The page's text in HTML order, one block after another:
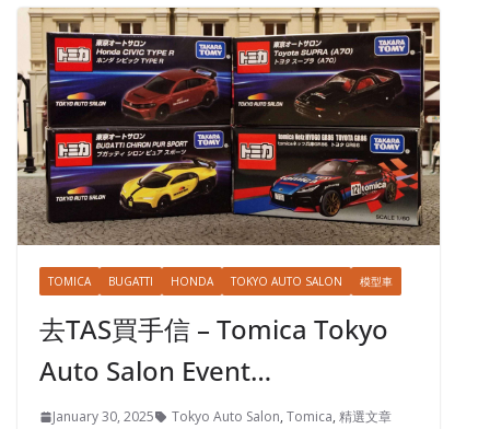
TOMICA BUGATTI HONDA TOKYO AUTO SALON 模型車
去TAS買手信 – Tomica Tokyo
Auto Salon Event…
January 30, 2025 Tokyo Auto Salon, Tomica, 精選文章